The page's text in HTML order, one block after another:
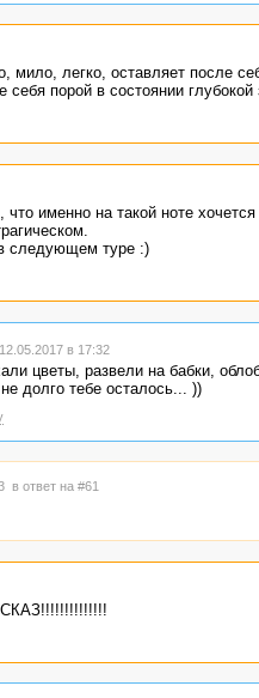
мило, легко, оставляет после
порой в состоянии глубокой
именно на такой ноте
следующем туре :)
в 17:32
цветы, развели на бабки,
долго тебе осталось... ))
в ответ на #61